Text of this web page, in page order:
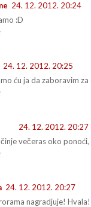
24. 12. 2012. 20:24
:D
24. 12. 2012. 20:25
ću ja da zaboravim
24. 12. 2012. 20:27
večeras oko
24. 12. 2012. 20:27
nagradjuje! Hvala!